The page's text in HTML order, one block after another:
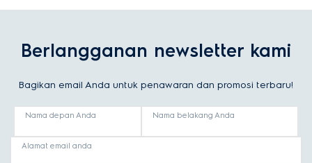
Berlangganan newsletter kami
Bagikan email Anda untuk penawaran dan promosi terbaru!
Nama depan Anda Nama belakang Anda
Alamat email anda